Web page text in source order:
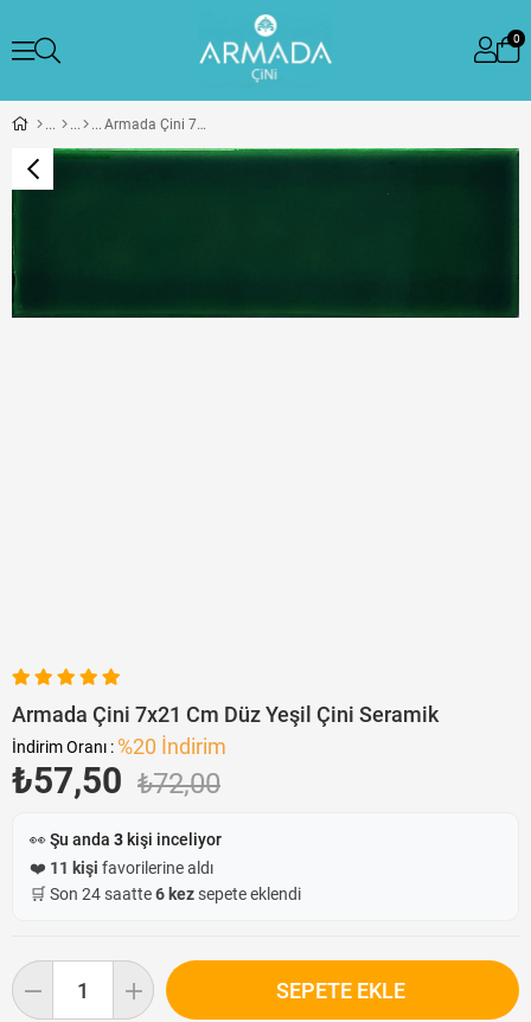
0
Armada Çini 7x21 Cm Düz Yeşil Çini Seramik
Armada Çini 7x21 Cm Düz Yeşil Çini Seramik
İndirim Oranı : %20 İndirim
₺72,00
₺57,50
👀 Şu anda 3 kişi inceliyor
❤️ 11 kişi favorilerine aldı
🛒 Son 24 saatte6 kezsepete eklendi